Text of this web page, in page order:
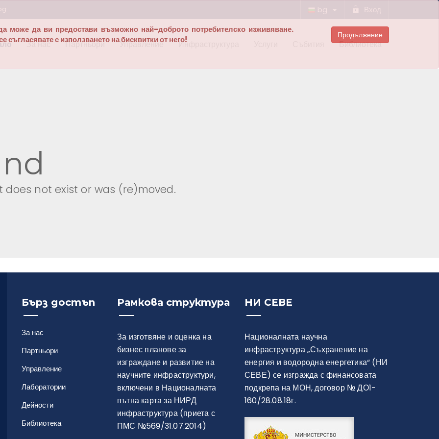
може да ви предостави възможно най-доброто потребителско изживяване.
с използването на бисквитки от него!
Продължение
Вход
bg
За нас Партньори Управление Инфраструктура Библиотека
not exist or was (re)moved.
Бърз достъп
За нас
Партньори
Управление
Лаборатории
Дейности
Библиотека
Рамкова структура
За изготвяне и оценка на
бизнес планове за
изграждане и развитие на
научните инфраструктури,
включени в Националната
пътна карта за НИРД
инфраструктура (приета с
ПМС №569/31.07.2014)
НИ СЕВЕ
Националната научна
инфраструктура „Съхранение на
енергия и водородна енергетика“ (НИ
СЕВЕ) се изгражда с финансовата
подкрепа на МОН, договор № ДО1-
160/28.08.18г.